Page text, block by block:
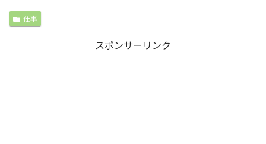
仕事
スポンサーリンク